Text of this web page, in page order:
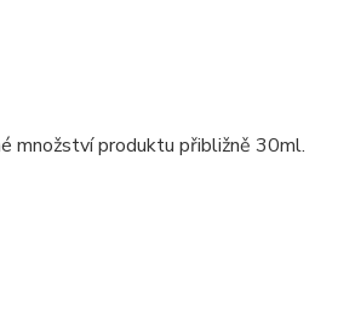
množství produktu přibližně 30ml.